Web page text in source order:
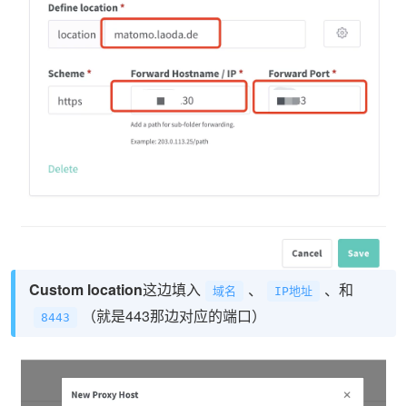
Custom location这边填入 域名 、 IP地址 、和
8443 （就是443那边对应的端口）